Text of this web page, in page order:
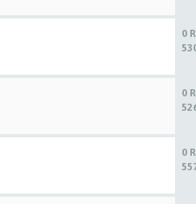
0
0
0